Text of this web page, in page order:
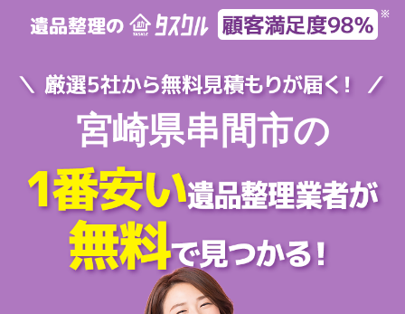
宮崎県串間市の